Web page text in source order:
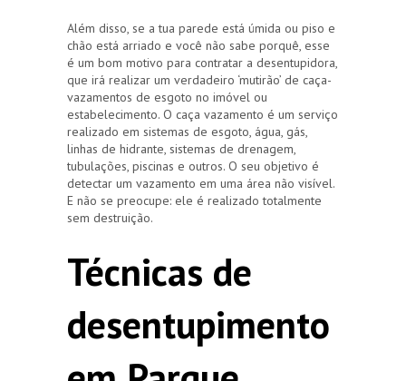
Além disso, se a tua parede está úmida ou piso e
chão está arriado e você não sabe porquê, esse
é um bom motivo para contratar a desentupidora,
que irá realizar um verdadeiro ‘mutirão’ de caça-
vazamentos de esgoto no imóvel ou
estabelecimento. O caça vazamento é um serviço
realizado em sistemas de esgoto, água, gás,
linhas de hidrante, sistemas de drenagem,
tubulações, piscinas e outros. O seu objetivo é
detectar um vazamento em uma área não visível.
E não se preocupe: ele é realizado totalmente
sem destruição.
Técnicas de
desentupimento